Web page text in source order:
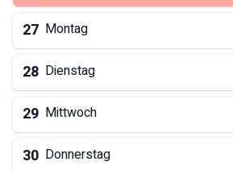
27 Montag
28 Dienstag
29 Mittwoch
30 Donnerstag